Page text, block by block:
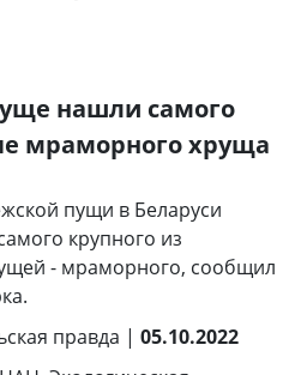
нашли самого
мраморного хруща
пущи в Беларуси
крупного из
- мраморного, сообщил
правда | 05.10.2022